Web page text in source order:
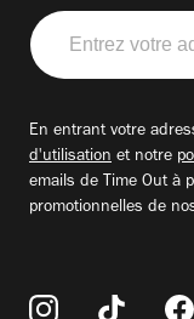
Entrez
votre
adresse
En entrant votre
d'utilisation et notre
emails de Time Out à
promotionnelles de